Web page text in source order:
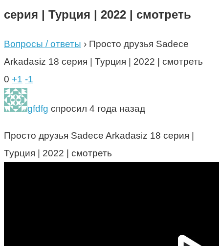
серия | Турция | 2022 | смотреть
Вопросы / ответы › Просто друзья Sadece
Arkadasiz 18 серия | Турция | 2022 | смотреть
0 +1 -1
gfdfg спросил 4 года назад
Просто друзья Sadece Arkadasiz 18 серия |
Турция | 2022 | смотреть